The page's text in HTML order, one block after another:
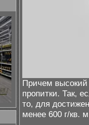
Причем высокий
пропитки. Так,
то, для
менее 600 г/кв.